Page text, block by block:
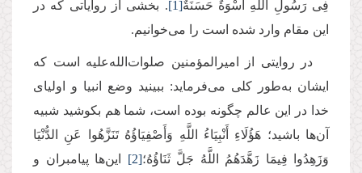
فِی رَسُولِ اللَّهِ أُسْوَةٌ حَسَنَةٌ[1]. بخشی از روایاتی که در
این مقام وارد شده است را می‌خوانیم.
در روایتی از امیرالمؤمنین صلوات‌الله‌علیه است که
ایشان به‌طور کلی می‌فرماید: ببینید وضع انبیا و اولیای
خدا در این عالم چگونه بوده است، شما هم بکوشید شبیه
آن‌ها باشید؛ هَؤُلَاءِ أَنْبِیَاءُ اللَّهِ وَأَصْفِیَاؤُهُ تَنَزَّهُوا عَنِ الدُّنْیَا
وَزَهِدُوا فِیمَا زَهَّدَهُمُ‏ اللَّهُ جَلَّ ثَنَاؤُهُ؛[2] این‌ها پیامبران و